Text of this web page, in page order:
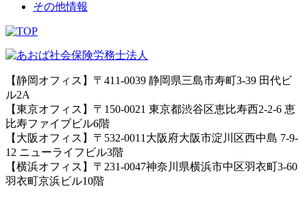
その他情報
【静岡オフィス】〒411-0039 静岡県三島市寿町3-39 田代ビ
ル2A
【東京オフィス】〒150-0021 東京都渋谷区恵比寿西2-2-6 恵
比寿ファイブビル6階
【大阪オフィス】〒532-0011大阪府大阪市淀川区西中島 7-9-
12 ニューライフビル3階
【横浜オフィス】〒231-0047神奈川県横浜市中区羽衣町3-60
羽衣町京浜ビル10階